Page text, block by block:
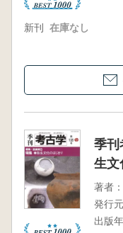
新刊 在庫なし
季
生文
著者：
発行元
出版年